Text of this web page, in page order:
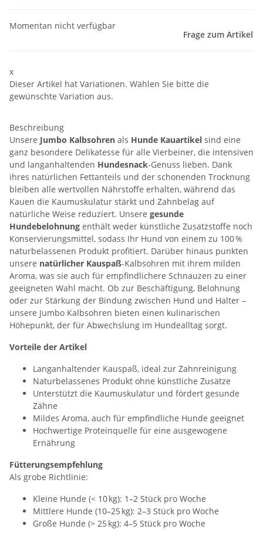
Momentan nicht verfügbar
Frage zum Artikel
x
Dieser Artikel hat Variationen. Wählen Sie bitte die
gewünschte Variation aus.
Beschreibung
Unsere Jumbo Kalbsohren als Hunde Kauartikel sind eine
ganz besondere Delikatesse für alle Vierbeiner, die intensiven
und langanhaltenden Hundesnack-Genuss lieben. Dank
ihres natürlichen Fettanteils und der schonenden Trocknung
bleiben alle wertvollen Nährstoffe erhalten, während das
Kauen die Kaumuskulatur stärkt und Zahnbelag auf
natürliche Weise reduziert. Unsere gesunde
Hundebelohnung enthält weder künstliche Zusatzstoffe noch
Konservierungsmittel, sodass Ihr Hund von einem zu 100 %
naturbelassenen Produkt profitiert. Darüber hinaus punkten
unsere natürlicher Kauspaß-Kalbsohren mit ihrem milden
Aroma, was sie auch für empfindlichere Schnauzen zu einer
geeigneten Wahl macht. Ob zur Beschäftigung, Belohnung
oder zur Stärkung der Bindung zwischen Hund und Halter –
unsere Jumbo Kalbsohren bieten einen kulinarischen
Höhepunkt, der für Abwechslung im Hundealltag sorgt.
Vorteile der Artikel
Langanhaltender Kauspaß, ideal zur Zahnreinigung
Naturbelassenes Produkt ohne künstliche Zusätze
Unterstützt die Kaumuskulatur und fördert gesunde
Zähne
Mildes Aroma, auch für empfindliche Hunde geeignet
Hochwertige Proteinquelle für eine ausgewogene
Ernährung
Fütterungsempfehlung
Als grobe Richtlinie:
Kleine Hunde (< 10 kg): 1–2 Stück pro Woche
Mittlere Hunde (10–25 kg): 2–3 Stück pro Woche
Große Hunde (> 25 kg): 4–5 Stück pro Woche